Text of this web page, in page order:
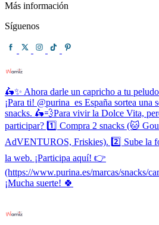
Más información
Síguenos
🛵✨ Ahora darle un capricho a tu
¡Para ti! @purina_es España sortea una
snacks. 🛵💨Para vivir la Dolce Vita,
participar? 1️⃣ Compra 2 snacks (🐱
AdVENTUROS, Friskies). 2️⃣ Sube la
la web. ¡Participa aquí! 👉
(https://www.purina.es/marcas/snacks/
¡Mucha suerte! 🍀